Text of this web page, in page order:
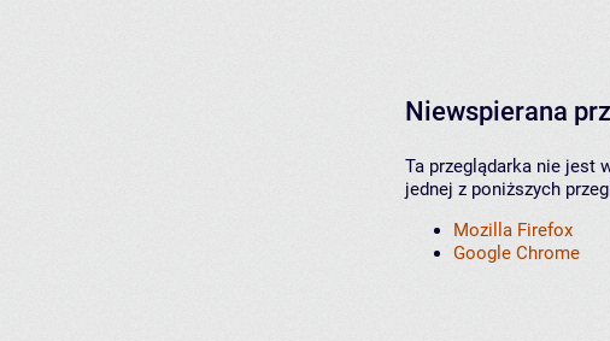
Niewspierana
Ta przeglądarka nie jest
jednej z poniższych
Mozilla Firefox
Google Chrome